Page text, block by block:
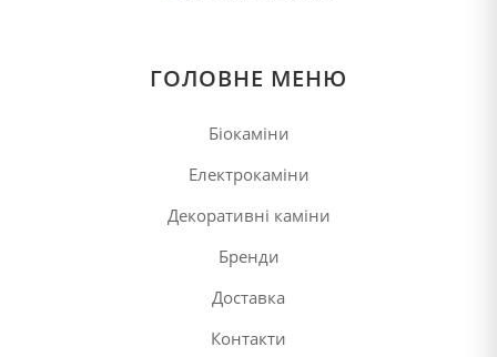
ГОЛОВНЕ МЕНЮ
Біокаміни
Електрокаміни
Декоративні каміни
Бренди
Доставка
Контакти